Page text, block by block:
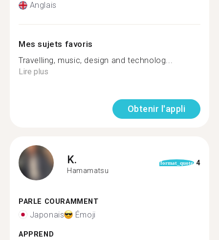
Anglais
Mes sujets favoris
Travelling, music, design and technolog...
Lire plus
Obtenir l'appli
K.
Hamamatsu
format_quote 4
PARLE COURAMMENT
Japonais Émoji
APPREND